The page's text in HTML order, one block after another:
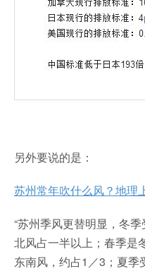
另外要说的是：
苏州常年吹什么风？地理
“苏州季风更替明显，冬
北风占一半以上；春季是
东南风，约占1／3；夏